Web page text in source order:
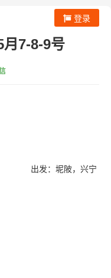
登录
7-8-9号
，兴宁